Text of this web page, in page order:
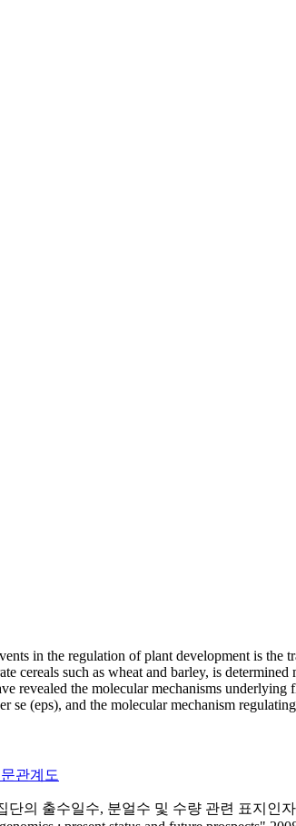
in the regulation of plant development is
cereals such as wheat and barley, is
revealed the molecular mechanisms
se (eps), and the molecular mechanism
단의 출수일수, 분얼수 및 수량 관련 표지인